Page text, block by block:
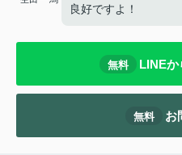
良好ですよ！
無料 LINEか
無料 お